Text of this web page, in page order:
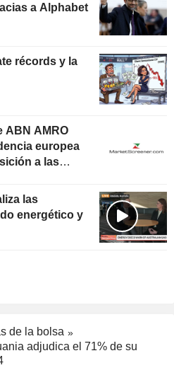
a Alphabet
récords y la
ABN AMRO
europea
a las
las
energético y
de la bolsa
adjudica el 71% de su